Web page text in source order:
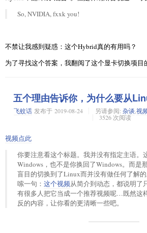
So, NVIDIA, fxxk you!
不禁让我感到疑惑：这个Hybrid真的有用吗？
为了寻找这个答案，我翻阅了这个显卡切换项目
其中提到的链接第二段是这么说的：
The NVIDIA 435.17 driver has a new PRIME
PRIME offloading is about using one GPU for
actual rendering be done on a secondary GPU,
today's high-end notebooks that have Intel
a discrete NVIDIA GPU.
NVIDIA的Linux驱动终于开始支持双显卡了。虽
始针对Linux的驱动进行改进，但这其实也说明
到了这个新闻 。
五个理由告诉你，为什么要从
飞蚊话 发布于 2019-08-24 另请参阅: 杂谈 视
3526 次阅读
视频点此
你要注意看这个标题。我并没有指定主语。
Windows，也不是你换回了Windows。而是
盲目的切换到了Linux而并没有做任何了解
嗦一句： 这个视频从简介到动态，都说明了
有很多人把它当成一个推荐视频呢…既然这
反的内容，让你看的更清晰一些吧。